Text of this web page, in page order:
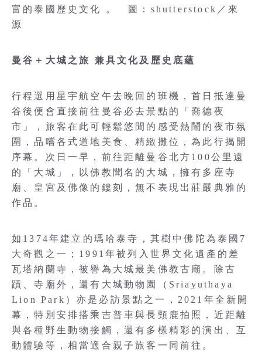
富的泰國歷史文化 。 圖：shutterstock／來
源
曼谷＋大城之旅 兼具文化及歷史底蘊
行程選用星宇航空午去晚回的班機，首日抵達曼
谷後便會直接前往曼谷必去景點的「喬德夜
市」，旅客在此可輕鬆悠閒的感受熱鬧的夜市氛
圍，品嚐各式道地美食、精緻攤位，為此行揭開
序幕。次日一早，前往距離曼谷北方100公里遠
的「大城」，以佛教聞名的大城，擁有多座寺
廟、皇宮及佛像的鏤刻，無不表現出莊嚴典雅的
作品。
如1374年建立的瑪哈泰寺，其樹中佛陀為泰國7
大奇觀之一；1991年被列入世界文化遺產的差
瓦塔納蘭寺，被譽為大城最美佛教古廟。除古
蹟、寺廟外，還有大城動物園（Sriayuthaya
Lion Park）亦是必訪景點之一，2021年全新開
幕，特別安排搭乘吉普車與長頸鹿拍照，近距離
與各種野生動物接觸，還有多樣精彩的演出、互
動體驗等，相當適合親子旅客一同前往。